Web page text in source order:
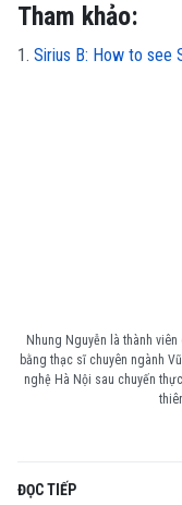
Nhung Nguyễn là thành viên
bằng thạc sĩ chuyên ngành
nghệ Hà Nội sau chuyến
ĐỌC TIẾP
Tham khảo:
1. Sirius B: How to see